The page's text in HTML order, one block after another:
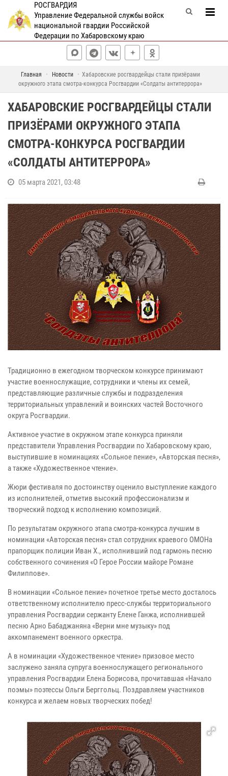
РОСГВАРДИЯ
Управление Федеральной службы войск
национальной гвардии Российской
Федерации по Хабаровскому краю
Главная Новости
Хабаровские росгвардейцы стали призёрами
окружного этапа смотра-конкурса Росгвардии «Солдаты антитеррора»
ХАБАРОВСКИЕ РОСГВАРДЕЙЦЫ СТАЛИ
ПРИЗЁРАМИ ОКРУЖНОГО ЭТАПА
СМОТРА-КОНКУРСА РОСГВАРДИИ
«СОЛДАТЫ АНТИТЕРРОРА»
05 марта 2021, 03:48
Традиционно в ежегодном творческом конкурсе принимают
участие военнослужащие, сотрудники и члены их семей,
представляющие различные службы и подразделения
территориальных управлений и воинских частей Восточного
округа Росгвардии.
Активное участие в окружном этапе конкурса приняли
представители Управления Росгвардии по Хабаровскому краю,
выступившие в номинациях «Сольное пение», «Авторская песня»,
а также «Художественное чтение».
Жюри фестиваля по достоинству оценило выступление каждого
из исполнителей, отметив высокий профессионализм и
творческий подход к исполнению композиций.
По результатам окружного этапа смотра-конкурса лучшим в
номинации «Авторская песня» стал сотрудник краевого ОМОНа
прапорщик полиции Иван Х., исполнивший под гармонь песню
собственного сочинения «О Герое России майоре Романе
Филиппове».
В номинации «Сольное пение» почетное третье место досталось
ответственному исполнителю пресс-службы территориального
управления Росгвардии сержанту Елене Ганжа, исполнившей
песню Арно Бабаджаняна «Верни мне музыку» под
аккомпанемент военного оркестра.
А в номинации «Художественное чтение» призовое место
заслужено заняла супруга военнослужащего регионального
управления Росгвардии Елена Борисова, прочитавшая «Начало
поэмы» поэтессы Ольги Берггольц. Поздравляем участников
конкурса и желаем новых творческих побед!